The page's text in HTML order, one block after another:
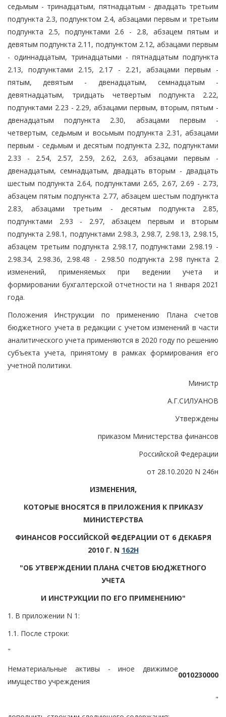
седьмым - тринадцатым, пятнадцатым - двадцать третьим
подпункта 2.3, подпунктом 2.4, абзацами первым и третьим
подпункта 2.5, подпунктами 2.6 - 2.8, абзацем пятым и
девятым подпункта 2.11, подпунктом 2.12, абзацами первым
- одиннадцатым, тринадцатыми - пятнадцатым подпункта
2.13, подпунктами 2.15, 2.17 - 2.21, абзацами первым -
пятым, девятым - двенадцатым, семнадцатым -
девятнадцатым, тридцать четвертым подпункта 2.22,
подпунктами 2.23 - 2.29, абзацами первым, вторым, пятым -
двенадцатым подпункта 2.30, абзацами первым -
четвертым, седьмым и восьмым подпункта 2.31, абзацами
первым - седьмым и десятым подпункта 2.32, подпунктами
2.33 - 2.54, 2.57, 2.59, 2.62, 2.63, абзацами первым -
двенадцатым, семнадцатым, двадцать вторым - двадцать
шестым подпункта 2.64, подпунктами 2.65, 2.67, 2.69 - 2.73,
абзацем пятым подпункта 2.77, абзацем шестым подпункта
2.83, абзацами третьим - десятым подпункта 2.85,
подпунктами 2.93 - 2.97, абзацем первым и вторым
подпункта 2.98.1, подпунктами 2.98.3, 2.98.7, 2.98.13, 2.98.15,
абзацем третьим подпункта 2.98.17, подпунктами 2.98.19 -
2.98.34, 2.98.36, 2.98.48 - 2.98.50 подпункта 2.98 пункта 2
изменений, применяемых при ведении учета и
формировании бухгалтерской отчетности на 1 января 2021
года.
Положения Инструкции по применению Плана счетов
бюджетного учета в редакции с учетом изменений в части
аналитического учета применяются в 2020 году по решению
субъекта учета, принятому в рамках формирования его
учетной политики.
Министр
А.Г.СИЛУАНОВ
Утверждены
приказом Министерства финансов
Российской Федерации
от 28.10.2020 N 246н
ИЗМЕНЕНИЯ,
КОТОРЫЕ ВНОСЯТСЯ В ПРИЛОЖЕНИЯ К ПРИКАЗУ
МИНИСТЕРСТВА
ФИНАНСОВ РОССИЙСКОЙ ФЕДЕРАЦИИ ОТ 6 ДЕКАБРЯ
2010 Г. N 162Н
"ОБ УТВЕРЖДЕНИИ ПЛАНА СЧЕТОВ БЮДЖЕТНОГО
УЧЕТА
И ИНСТРУКЦИИ ПО ЕГО ПРИМЕНЕНИЮ"
1. В приложении N 1:
1.1. После строки:
"
Нематериальные активы - иное движимое
имущество учреждения
0010230000
"